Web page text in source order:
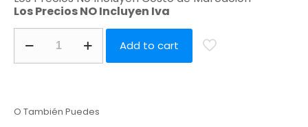
Los Precios NO Incluyen Iva
Add to cart
O También Puedes